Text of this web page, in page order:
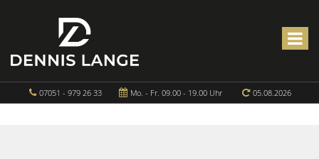
07051 - 979 26 33 Mo. - Fr. 09.00 - 19.00 Uhr 05.08.2026